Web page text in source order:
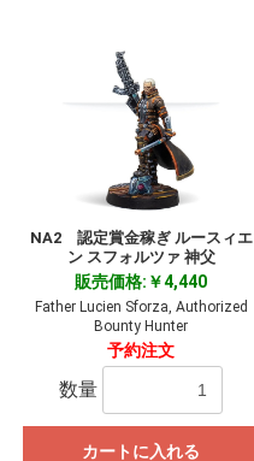
NA2 認定賞金稼ぎ ルースィエ
ン スフォルツァ 神父
販売価格:￥4,440
Father Lucien Sforza, Authorized
Bounty Hunter
予約注文
数量
カートに入れる